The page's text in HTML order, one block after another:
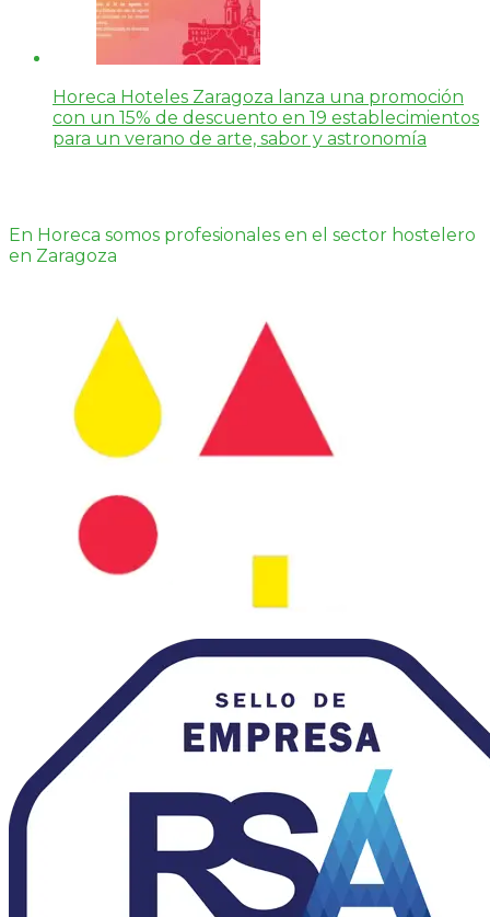
Horeca Hoteles Zaragoza lanza una promoción
con un 15% de descuento en 19 establecimientos
para un verano de arte, sabor y astronomía
En Horeca somos profesionales en el sector hostelero
en Zaragoza